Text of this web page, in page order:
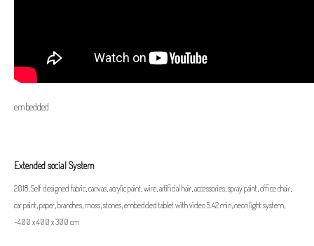
embedded
Extended social System
2018, Self designed fabric, canvas, acrylic paint, wire, artificial hair, accessories, spray paint, office chair,
car paint, paper, branches, moss, stones, embedded tablet with video 5.42 min, neon light system,
~400 x 400 x 300 cm